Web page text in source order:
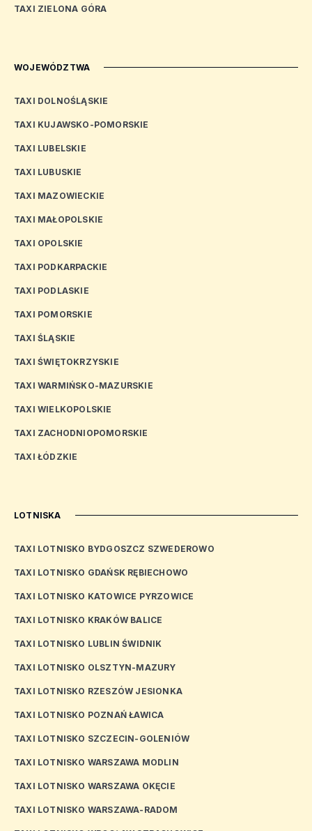
TAXI ZIELONA GÓRA
WOJEWÓDZTWA
TAXI DOLNOŚLĄSKIE
TAXI KUJAWSKO-POMORSKIE
TAXI LUBELSKIE
TAXI LUBUSKIE
TAXI MAZOWIECKIE
TAXI MAŁOPOLSKIE
TAXI OPOLSKIE
TAXI PODKARPACKIE
TAXI PODLASKIE
TAXI POMORSKIE
TAXI ŚLĄSKIE
TAXI ŚWIĘTOKRZYSKIE
TAXI WARMIŃSKO-MAZURSKIE
TAXI WIELKOPOLSKIE
TAXI ZACHODNIOPOMORSKIE
TAXI ŁÓDZKIE
LOTNISKA
TAXI LOTNISKO BYDGOSZCZ SZWEDEROWO
TAXI LOTNISKO GDAŃSK RĘBIECHOWO
TAXI LOTNISKO KATOWICE PYRZOWICE
TAXI LOTNISKO KRAKÓW BALICE
TAXI LOTNISKO LUBLIN ŚWIDNIK
TAXI LOTNISKO OLSZTYN-MAZURY
TAXI LOTNISKO RZESZÓW JESIONKA
TAXI LOTNISKO POZNAŃ ŁAWICA
TAXI LOTNISKO SZCZECIN-GOLENIÓW
TAXI LOTNISKO WARSZAWA MODLIN
TAXI LOTNISKO WARSZAWA OKĘCIE
TAXI LOTNISKO WARSZAWA-RADOM